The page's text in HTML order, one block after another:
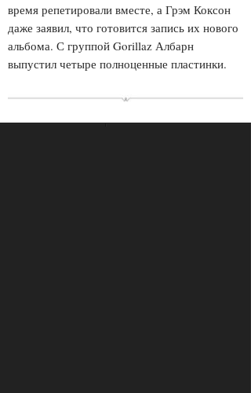
время репетировали вместе, а Грэм Коксон
даже заявил, что готовится запись их нового
альбома. С группой Gorillaz Албарн
выпустил четыре полноценные пластинки.